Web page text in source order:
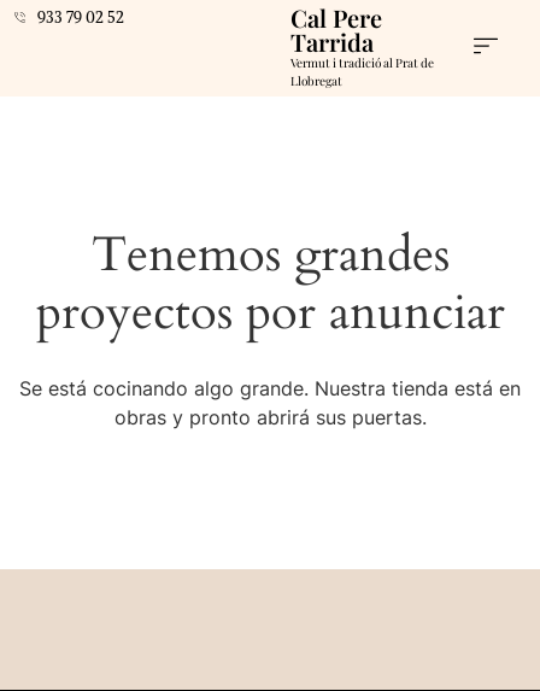
933 79 02 52 Cal Pere
Tarrida
Vermut i tradició al Prat de
Llobregat
Tenemos grandes
proyectos por anunciar
Se está cocinando algo grande. Nuestra tienda está en
obras y pronto abrirá sus puertas.